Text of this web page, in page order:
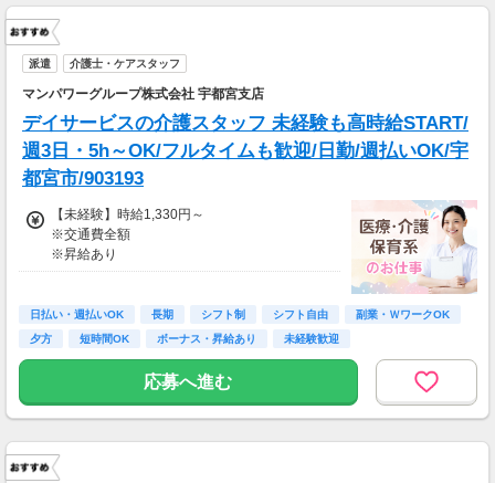
派遣 介護士・ケアスタッフ
マンパワーグループ株式会社 宇都宮支店
デイサービスの介護スタッフ 未経験も高時給START/
週3日・5h～OK/フルタイムも歓迎/日勤/週払いOK/宇
都宮市/903193
【未経験】時給1,330円～
※交通費全額
※昇給あり
◎日勤／未経験の場合
・日収(1,330*8)円（時給1,330円×8h）
とも！
※資格手当あり（時給50円～UP/資格の種類に
日払い・週払いOK 長期 シフト制 シフト自由
副業・ＷワークOK
夕方
短時間OK ボーナス・昇給あり 未経験歓迎
応募へ進む